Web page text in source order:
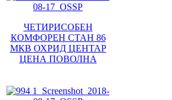
ЧЕТИРИСОБЕН
КОМФОРЕН СТАН 86
МКВ ОХРИД ЦЕНТАР
ЦЕНА ПОВОЛНА